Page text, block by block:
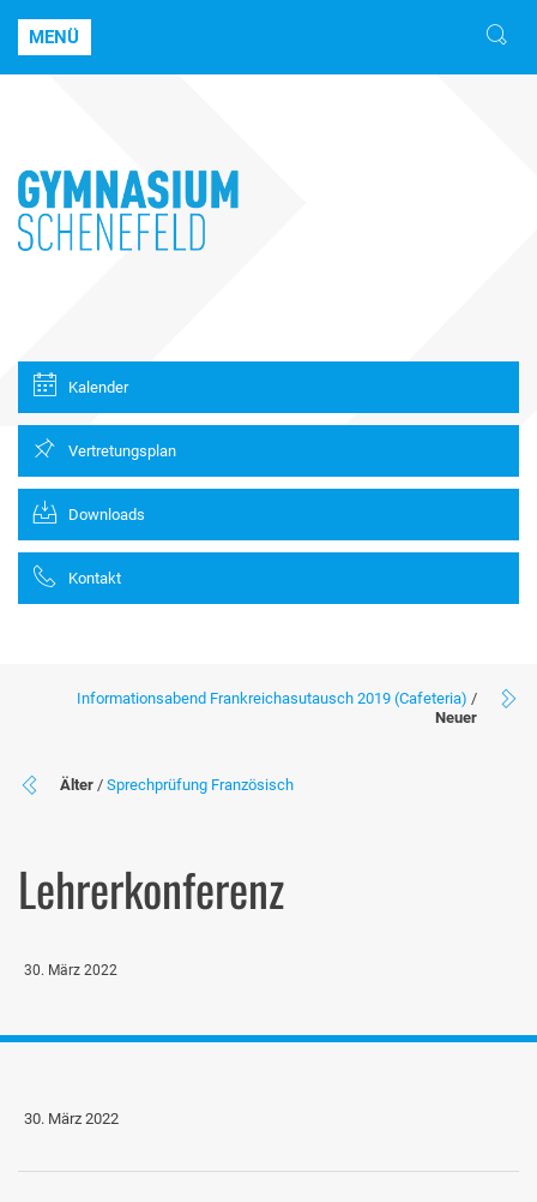
MENÜ
Kalender
Vertretungsplan
Downloads
Kontakt
Informationsabend Frankreichasutausch 2019 (Cafeteria) /
Neuer
Älter / Sprechprüfung Französisch
Lehrerkonferenz
30. März 2022
30. März 2022